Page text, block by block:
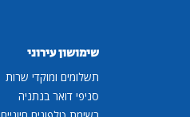
שימושון עירוני
תשלומים ומוקדי שרות
סניפי דואר בנתניה